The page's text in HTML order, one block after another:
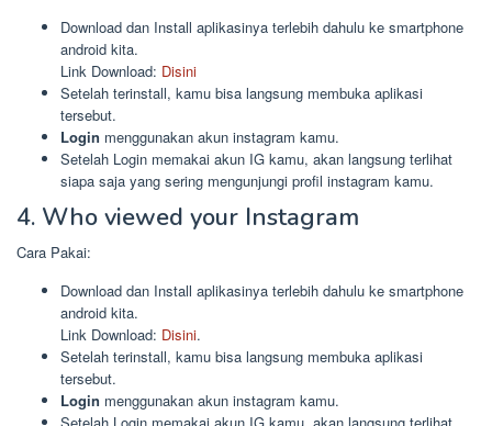
Download dan Install aplikasinya terlebih dahulu ke smartphone
android kita.
Link Download: Disini
Setelah terinstall, kamu bisa langsung membuka aplikasi
tersebut.
Login menggunakan akun instagram kamu.
Setelah Login memakai akun IG kamu, akan langsung terlihat
siapa saja yang sering mengunjungi profil instagram kamu.
4. Who viewed your Instagram
Cara Pakai:
Download dan Install aplikasinya terlebih dahulu ke smartphone
android kita.
Link Download: Disini.
Setelah terinstall, kamu bisa langsung membuka aplikasi
tersebut.
Login menggunakan akun instagram kamu.